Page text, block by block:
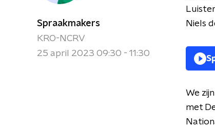
Spraakmakers
KRO-NCRV
25 april 2023 09:30 - 11:30
Niels
We
met